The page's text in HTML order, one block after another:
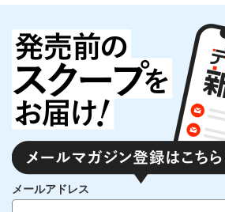
メールアドレス